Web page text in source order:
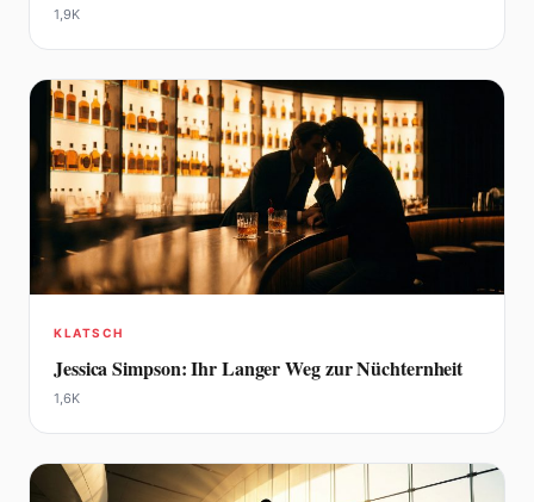
1,9K
KLATSCH
Jessica Simpson: Ihr Langer Weg zur Nüchternheit
1,6K